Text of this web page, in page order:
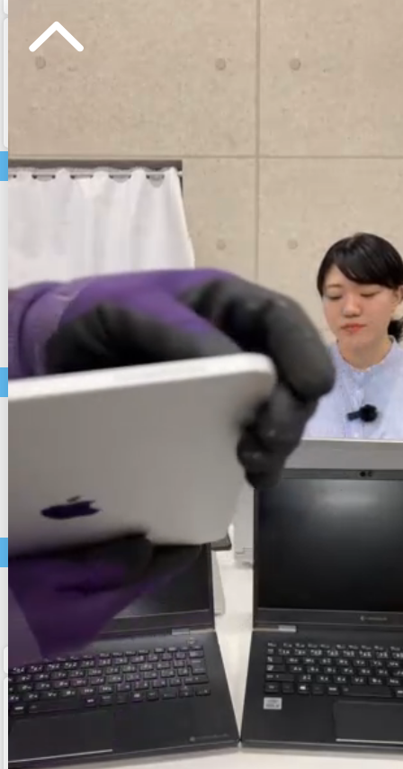
ログイン
メルマガ申込/停止
家電商品
空気清浄機
美容家電
掃除機
ホットプレート
中古パソコン・モバイル商品
中古タブレット
中古モニター・周辺機器
価格帯で選ぶ
10,000円～19,999円
20,000円～29,999円
ホーム マイページ カート
メルマガ申込/停止
特定商取引法に基づく表示